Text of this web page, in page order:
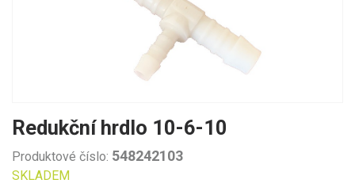
Redukční hrdlo 10-6-10
Produktové číslo: 548242103
SKLADEM